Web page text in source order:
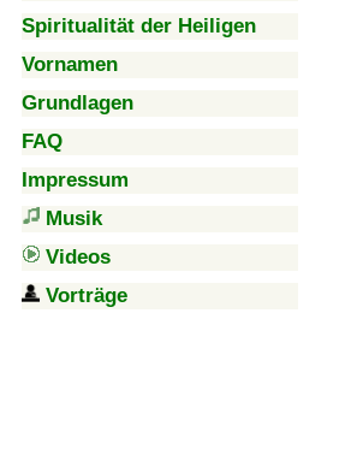
Spiritualität der Heiligen
Vornamen
Grundlagen
FAQ
Impressum
Musik
Videos
Vorträge